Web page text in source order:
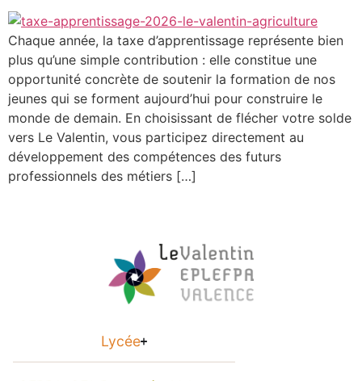
Chaque année, la taxe d’apprentissage représente bien
plus qu’une simple contribution : elle constitue une
opportunité concrète de soutenir la formation de nos
jeunes qui se forment aujourd’hui pour construire le
monde de demain. En choisissant de flécher votre solde
vers Le Valentin, vous participez directement au
développement des compétences des futurs
professionnels des métiers […]
Lycée